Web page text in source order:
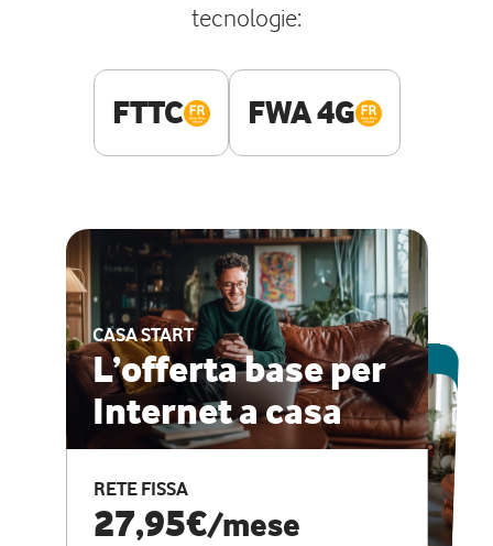
tecnologie:
FTTC FWA 4G
CASA START
L’offerta base per
Internet a casa
RETE FISSA
27,95€/mese
ESCLUSIVA ONLINE
CASA PRO
Internet veloce e
vantaggi speciali